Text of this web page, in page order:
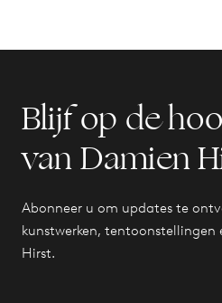
Blijf op de
van Damien
Abonneer u om updates te
kunstwerken, tentoonstellingen
Hirst.